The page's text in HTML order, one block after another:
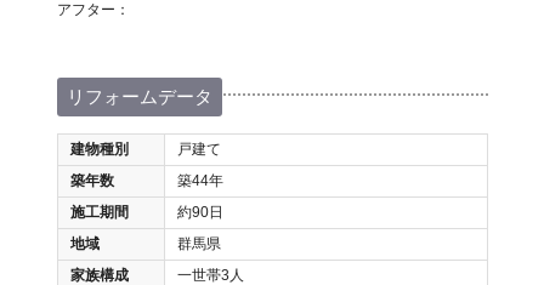
アフター：
リフォームデータ
建物種別
戸建て
築年数
築44年
施工期間
約90日
地域
群馬県
家族構成
一世帯3人